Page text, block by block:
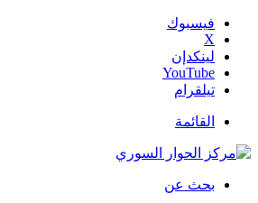
فيسبوك
‫X
لينكدإن
‫YouTube
تيلقرام
القائمة
بحث عن